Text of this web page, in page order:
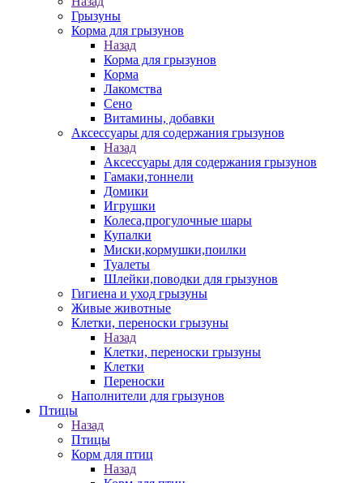
Грызуны
Корма для грызунов
Назад
Корма для грызунов
Корма
Лакомства
Сено
Витамины, добавки
Аксессуары для содержания грызунов
Назад
Аксессуары для содержания грызунов
Гамаки,тоннели
Домики
Игрушки
Колеса,прогулочные шары
Купалки
Миски,кормушки,поилки
Туалеты
Шлейки,поводки для грызунов
Гигиена и уход грызуны
Живые животные
Клетки, переноски грызуны
Назад
Клетки, переноски грызуны
Клетки
Переноски
Наполнители для грызунов
Птицы
Назад
Птицы
Корм для птиц
Назад